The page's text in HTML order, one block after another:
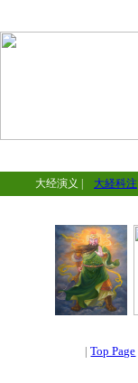
大经演义 大経科注
|Top Page